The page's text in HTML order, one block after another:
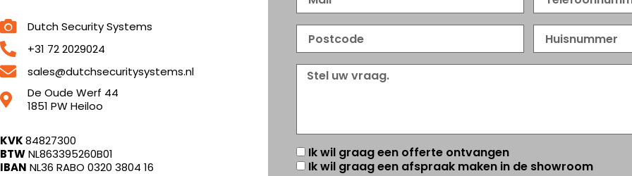
Dutch Security Systems
+31 72 2029024
sales@dutchsecuritysystems.nl
De Oude Werf 44
1851 PW Heiloo
KVK84827300
BTWNL863395260B01
IBAN NL36 RABO 0320 3804 16
HUISNUMMER
BERICHT
IK
WIL
Ik wil graag een offerte ontvangen
Ik wil graag een afspraak maken in de showroom